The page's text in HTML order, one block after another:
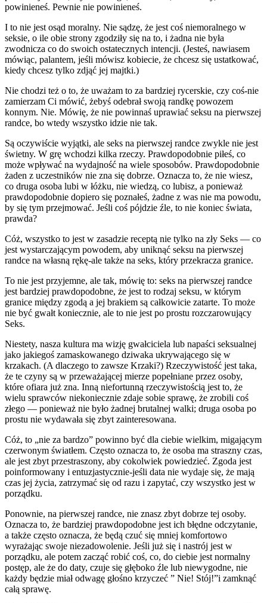
powinieneś. Pewnie nie powinieneś.
I to nie jest osąd moralny. Nie sądzę, że jest coś niemoralnego w
seksie, o ile obie strony zgodziły się na to, i żadna nie była
zwodnicza co do swoich ostatecznych intencji. (Jesteś, nawiasem
mówiąc, palantem, jeśli mówisz kobiecie, że chcesz się ustatkować,
kiedy chcesz tylko zdjąć jej majtki.)
Nie chodzi też o to, że uważam to za bardziej rycerskie, czy coś-nie
zamierzam Ci mówić, żebyś odebrał swoją randkę powozem
konnym. Nie. Mówię, że nie powinnaś uprawiać seksu na pierwszej
randce, bo wtedy wszystko idzie nie tak.
Są oczywiście wyjątki, ale seks na pierwszej randce zwykle nie jest
świetny. W grę wchodzi kilka rzeczy. Prawdopodobnie piłeś, co
może wpływać na wydajność na wiele sposobów. Prawdopodobnie
żaden z uczestników nie zna się dobrze. Oznacza to, że nie wiesz,
co druga osoba lubi w łóżku, nie wiedzą, co lubisz, a ponieważ
prawdopodobnie dopiero się poznałeś, żadne z was nie ma powodu,
by się tym przejmować. Jeśli coś pójdzie źle, to nie koniec świata,
prawda?
Cóż, wszystko to jest w zasadzie receptą nie tylko na zły Seks — co
jest wystarczającym powodem, aby uniknąć seksu na pierwszej
randce na własną rękę-ale także na seks, który przekracza granice.
To nie jest przyjemne, ale tak, mówię to: seks na pierwszej randce
jest bardziej prawdopodobne, że jest to rodzaj seksu, w którym
granice między zgodą a jej brakiem są całkowicie zatarte. To może
nie być gwałt koniecznie, ale to nie jest po prostu rozczarowujący
Seks.
Niestety, nasza kultura ma wizję gwałciciela lub napaści seksualnej
jako jakiegoś zamaskowanego dziwaka ukrywającego się w
krzakach. (A dlaczego to zawsze Krzaki?) Rzeczywistość jest taka,
że te czyny są w przeważającej mierze popełniane przez osoby,
które ofiara już zna. Inną niefortunną rzeczywistością jest to, że
wielu sprawców niekoniecznie zdaje sobie sprawę, że zrobili coś
złego — ponieważ nie było żadnej brutalnej walki; druga osoba po
prostu nie wydawała się zbyt zainteresowana.
Cóż, to „nie za bardzo” powinno być dla ciebie wielkim, migającym
czerwonym światłem. Często oznacza to, że osoba ma straszny czas,
ale jest zbyt przestraszony, aby cokolwiek powiedzieć. Zgoda jest
poinformowany i entuzjastycznie-jeśli data nie wydaje się, że mają
czas jej życia, zatrzymać się od razu i zapytać, czy wszystko jest w
porządku.
Ponownie, na pierwszej randce, nie znasz zbyt dobrze tej osoby.
Oznacza to, że bardziej prawdopodobne jest ich błędne odczytanie,
a także często oznacza, że będą czuć się mniej komfortowo
wyrażając swoje niezadowolenie. Jeśli już się i nastrój jest w
porządku, ale potem zacząć robić coś, co, do ciebie jest normalny
postęp, ale że do daty, czuje się głęboko źle lub niewygodne, nie
każdy będzie miał odwagę głośno krzyczeć ” Nie! Stój!”i zamknąć
całą sprawę.